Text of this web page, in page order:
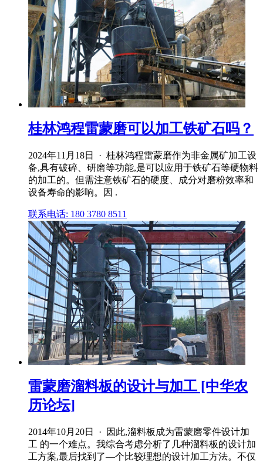
桂林鸿程雷蒙磨可以加工铁矿石吗？
2024年11月18日 · 桂林鸿程雷蒙磨作为非金属矿加工设
备,具有破碎、研磨等功能,是可以应用于铁矿石等硬物料
的加工的。但需注意铁矿石的硬度、成分对磨粉效率和
设备寿命的影响。因 .
联系电话: 180 3780 8511
雷蒙磨溜料板的设计与加工 [中华农
历论坛]
2014年10月20日 · 因此,溜料板成为雷蒙磨零件设计加
工 的一个难点。我综合考虑分析了几种溜料板的设计加
工方案,最后找到了—个比较理想的设计加工方法。不仅